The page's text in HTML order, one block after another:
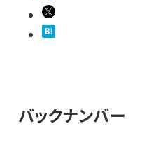
バックナンバー